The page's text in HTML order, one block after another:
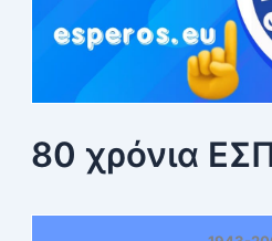
80 χρόνια